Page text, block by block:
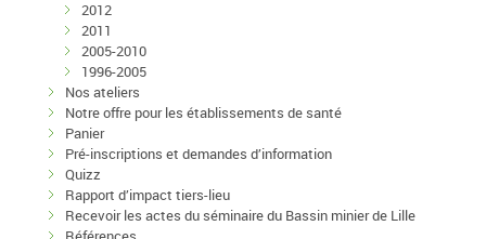
2012
2011
2005-2010
1996-2005
Nos ateliers
Notre offre pour les établissements de santé
Panier
Pré-inscriptions et demandes d’information
Quizz
Rapport d’impact tiers-lieu
Recevoir les actes du séminaire du Bassin minier de Lille